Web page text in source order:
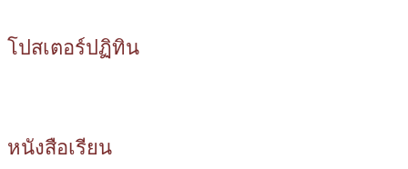
โปสเตอร์ปฏิทิน
หนังสือเรียน